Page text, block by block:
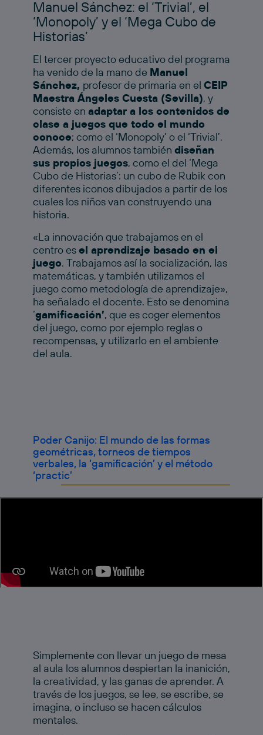
Manuel Sánchez: el ‘Trivial’, el
‘Monopoly’ y el ‘Mega Cubo de
Historias’
El tercer proyecto educativo del programa
ha venido de la mano de Manuel
Sánchez, profesor de primaria en el CEIP
Maestra Ángeles Cuesta (Sevilla), y
consiste en adaptar a los contenidos de
clase a juegos que todo el mundo
conoce; como el ‘Monopoly’ o el ‘Trivial’.
Además, los alumnos también diseñan
sus propios juegos, como el del ‘Mega
Cubo de Historias’: un cubo de Rubik con
diferentes iconos dibujados a partir de los
cuales los niños van construyendo una
historia.
«La innovación que trabajamos en el
centro esel aprendizaje basado en el
juego. Trabajamos así la socialización, las
matemáticas, y también utilizamos el
juego como metodología de aprendizaje»,
ha señalado el docente. Esto se denomina
‘gamificación’, que es coger elementos
del juego, como por ejemplo reglas o
recompensas, y utilizarlo en el ambiente
del aula.
Poder Canijo: El mundo de las formas
geométricas, torneos de tiempos
verbales, la ‘gamificación’ y el método
‘practic’
Simplemente con llevar un juego de mesa
al aula los alumnos despiertan la inanición,
la creatividad, y las ganas de aprender. A
través de los juegos, se lee, se escribe, se
imagina, o incluso se hacen cálculos
mentales.